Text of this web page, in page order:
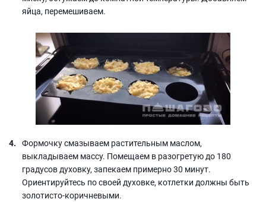
яйца, перемешиваем.
Формочку смазываем растительным маслом,
выкладываем массу. Помещаем в разогретую до 180
градусов духовку, запекаем примерно 30 минут.
Ориентируйтесь по своей духовке, котлетки должны быть
золотисто-коричневыми.